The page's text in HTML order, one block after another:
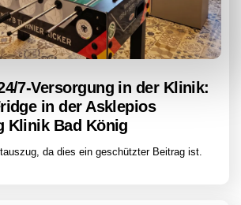
7-Versorgung in der Klinik:
in der Asklepios
Klinik Bad König
da dies ein geschützter Beitrag ist.